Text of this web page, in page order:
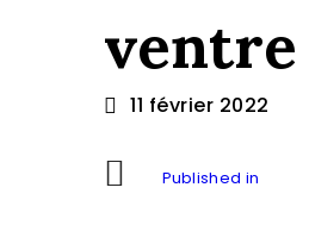
ventre
11 février 2022
Published in